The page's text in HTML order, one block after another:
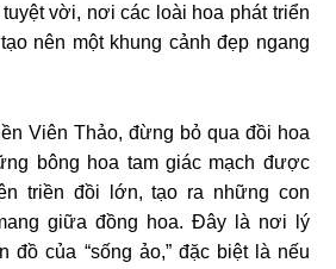
vời, nơi các loài hoa phát triển
nên một khung cảnh đẹp ngang
Viên Thảo, đừng bỏ qua đồi hoa
bông hoa tam giác mạch được
triền đồi lớn, tạo ra những con
giữa đồng hoa. Đây là nơi lý
đồ của “sống ảo,” đặc biệt là nếu